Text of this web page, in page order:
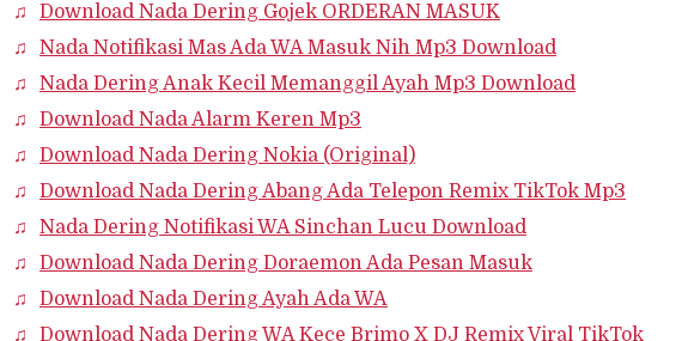
Download Nada Dering Gojek ORDERAN MASUK
Nada Notifikasi Mas Ada WA Masuk Nih Mp3 Download
Nada Dering Anak Kecil Memanggil Ayah Mp3 Download
Download Nada Alarm Keren Mp3
Download Nada Dering Nokia (Original)
Download Nada Dering Abang Ada Telepon Remix TikTok Mp3
Nada Dering Notifikasi WA Sinchan Lucu Download
Download Nada Dering Doraemon Ada Pesan Masuk
Download Nada Dering Ayah Ada WA
Download Nada Dering WA Kece Brimo X DJ Remix Viral TikTok